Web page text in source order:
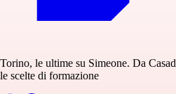
Torino, le ultime su Simeone. Da
le scelte di formazione